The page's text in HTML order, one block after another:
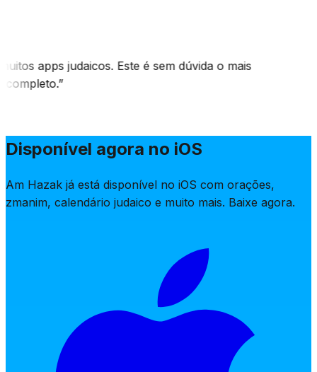
apps judaicos. Este é sem dúvida o mais
completo.”
Disponível agora no iOS
Am Hazak já está disponível no iOS com orações,
zmanim, calendário judaico e muito mais. Baixe agora.